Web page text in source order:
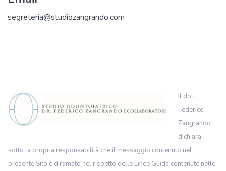
segreteria@studiozangrando.com
Il dott.
Federico
Zangrando
dichiara
sotto la propria responsabilità che il messaggio contenuto nel
presente Sito è diramato nel rispetto delle Linee Guida contenute nelle